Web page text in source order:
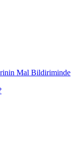
Mal Bildiriminde